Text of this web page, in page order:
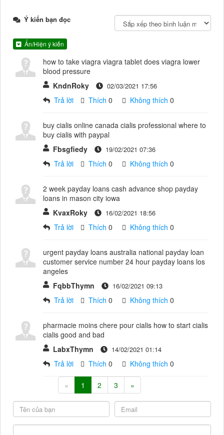
Ý kiến bạn đọc
Ẩn/Hiện ý kiến
how to take viagra viagra tablet does viagra lower
blood pressure
KndnRoky
02/03/2021 17:56
Trả lời Thích 0 Không thích 0
buy cialis online canada cialis professional where to
buy cialis with paypal
Fbsgfiedy
19/02/2021 07:36
Trả lời Thích 0 Không thích 0
2 week payday loans cash advance shop payday
loans in mason city iowa
KvaxRoky
16/02/2021 18:56
Trả lời Thích 0 Không thích 0
urgent payday loans australia national payday loan
customer service number 24 hour payday loans los
angeles
FqbbThymn
16/02/2021 09:13
Trả lời Thích 0 Không thích 0
pharmacie moins chere pour cialis how to start cialis
cialis good and bad
LabxThymn
14/02/2021 01:14
Trả lời Thích 0 Không thích 0
« 1 2 3 »